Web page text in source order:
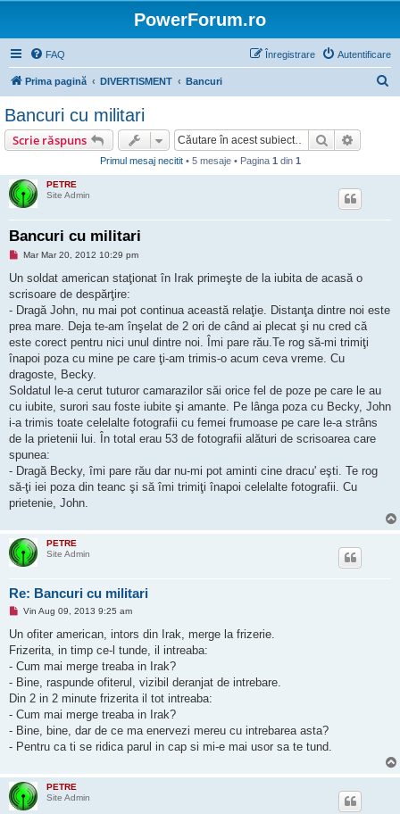
PowerForum.ro
FAQ Autentificare
Înregistrare
Prima pagină DIVERTISMENT Bancuri
Bancuri cu militari
Scrie răspuns Căutare
Primul mesaj necitit• 5 mesaje • Pagina 1 din 1
PETRE
Site Admin
Bancuri cu militari
M
s
j
n
c
i
i
t
Mar Mar 20, 2012 10:29 pm
Un soldat american staţionat în Irak primeşte de la iubita de acasă o
scrisoare de despărţire:
- Dragă John, nu mai pot continua această relaţie. Distanţa dintre noi este
prea mare. Deja te-am înşelat de 2 ori de când ai plecat şi nu cred că
este corect pentru nici unul dintre noi. Îmi pare rău.Te rog să-mi trimiţi
înapoi poza cu mine pe care ţi-am trimis-o acum ceva vreme. Cu
dragoste, Becky.
Soldatul le-a cerut tuturor camarazilor săi orice fel de poze pe care le au
cu iubite, surori sau foste iubite şi amante. Pe lânga poza cu Becky, John
i-a trimis toate celelalte fotografii cu femei frumoase pe care le-a strâns
de la prietenii lui. În total erau 53 de fotografii alături de scrisoarea care
spunea:
- Dragă Becky, îmi pare rău dar nu-mi pot aminti cine dracu' eşti. Te rog
să-ţi iei poza din teanc şi să îmi trimiţi înapoi celelalte fotografii. Cu
prietenie, John.
PETRE
Site Admin
Re: Bancuri cu militari
M
s
j
n
c
i
i
t
Vin Aug 09, 2013 9:25 am
Un ofiter american, intors din Irak, merge la frizerie.
Frizerita, in timp ce-l tunde, il intreaba:
- Cum mai merge treaba in Irak?
- Bine, raspunde ofiterul, vizibil deranjat de intrebare.
Din 2 in 2 minute frizerita il tot intreaba:
- Cum mai merge treaba in Irak?
- Bine, bine, dar de ce ma enervezi mereu cu intrebarea asta?
- Pentru ca ti se ridica parul in cap si mi-e mai usor sa te tund.
PETRE
Site Admin